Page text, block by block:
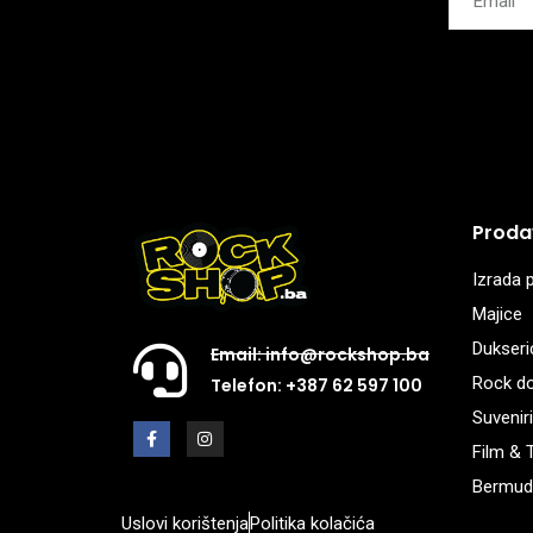
Email: info@rockshop.ba
Telefon: +387 62 597 100
Izrada
Majice
Rock
Suveniri
Film &
Uslovi korištenjaPolitika kolačića